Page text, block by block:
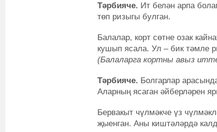
Тәрбияче. Ит белән арпа
төп ризыгы булган.
Балалар, корт сөтне озак
кушып ясала. Ул – бик тәмле
(Балаларга кортны авыз
Тәрбияче. Болгарлар
Аларның ясаган әйберләрен
Бервакыт чүлмәкче үз
җыенган. Аны киштәләрдә